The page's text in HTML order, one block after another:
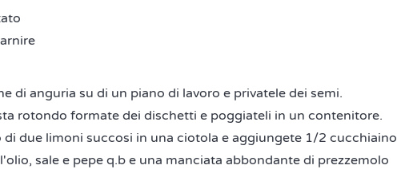
di anguria su di un piano di lavoro e privatele dei semi.
rotondo formate dei dischetti e poggiateli in un contenitore.
di due limoni succosi in una ciotola e aggiungete 1/2 cucchiaino
sale e pepe q.b e una manciata abbondante di prezzemolo